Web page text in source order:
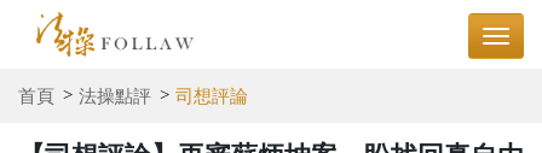
首頁 法操點評 司想評論